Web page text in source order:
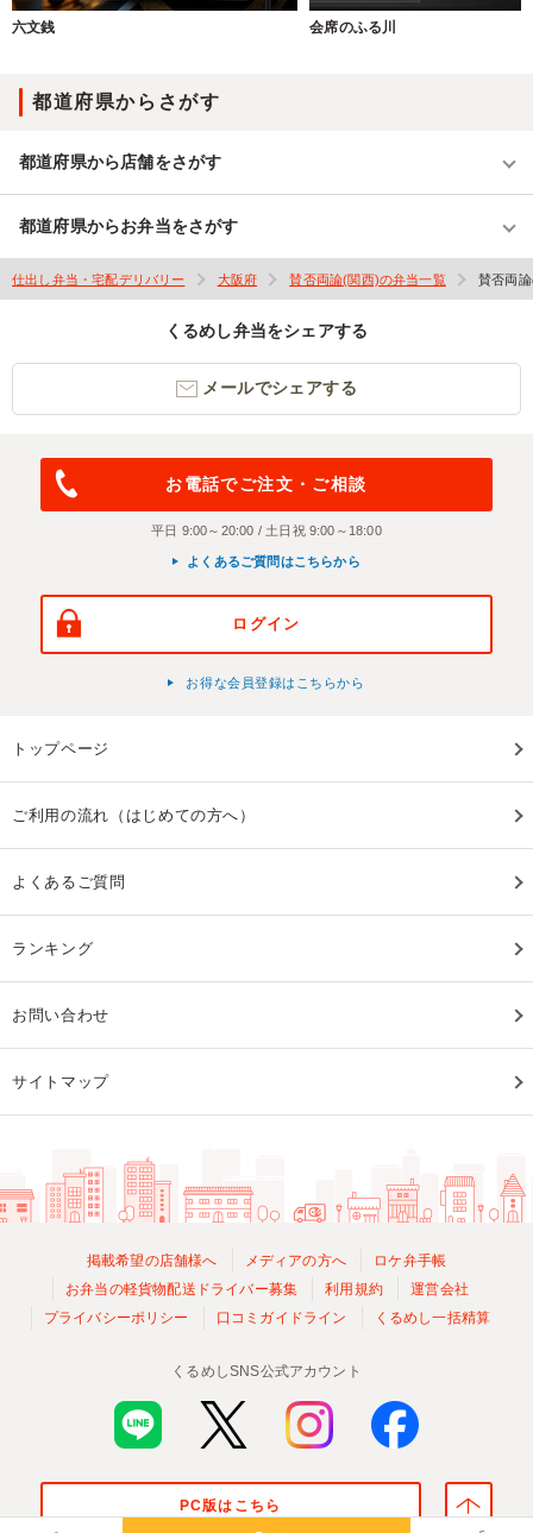
六文銭 会席のふる川
都道府県からさがす
都道府県から店舗をさがす
都道府県からお弁当をさがす
仕出し弁当・宅配デリバリー 大阪府 賛否両論(関西)の弁当一覧 賛否両
くるめし弁当をシェアする
メールでシェアする
お電話でご注文・ご相談
平日 9:00～20:00 / 土日祝 9:00～18:00
よくあるご質問はこちらから
ログイン
お得な会員登録はこちらから
トップページ
ご利用の流れ（はじめての方へ）
よくあるご質問
ランキング
お問い合わせ
サイトマップ
掲載希望の店舗様へ メディアの方へ
ロケ弁手帳
お弁当の軽貨物配送ドライバー募集
利用規約
運営会社
プライバシーポリシー
口コミガイドライン くるめし一括精算
くるめしSNS公式アカウント
PC版はこちら